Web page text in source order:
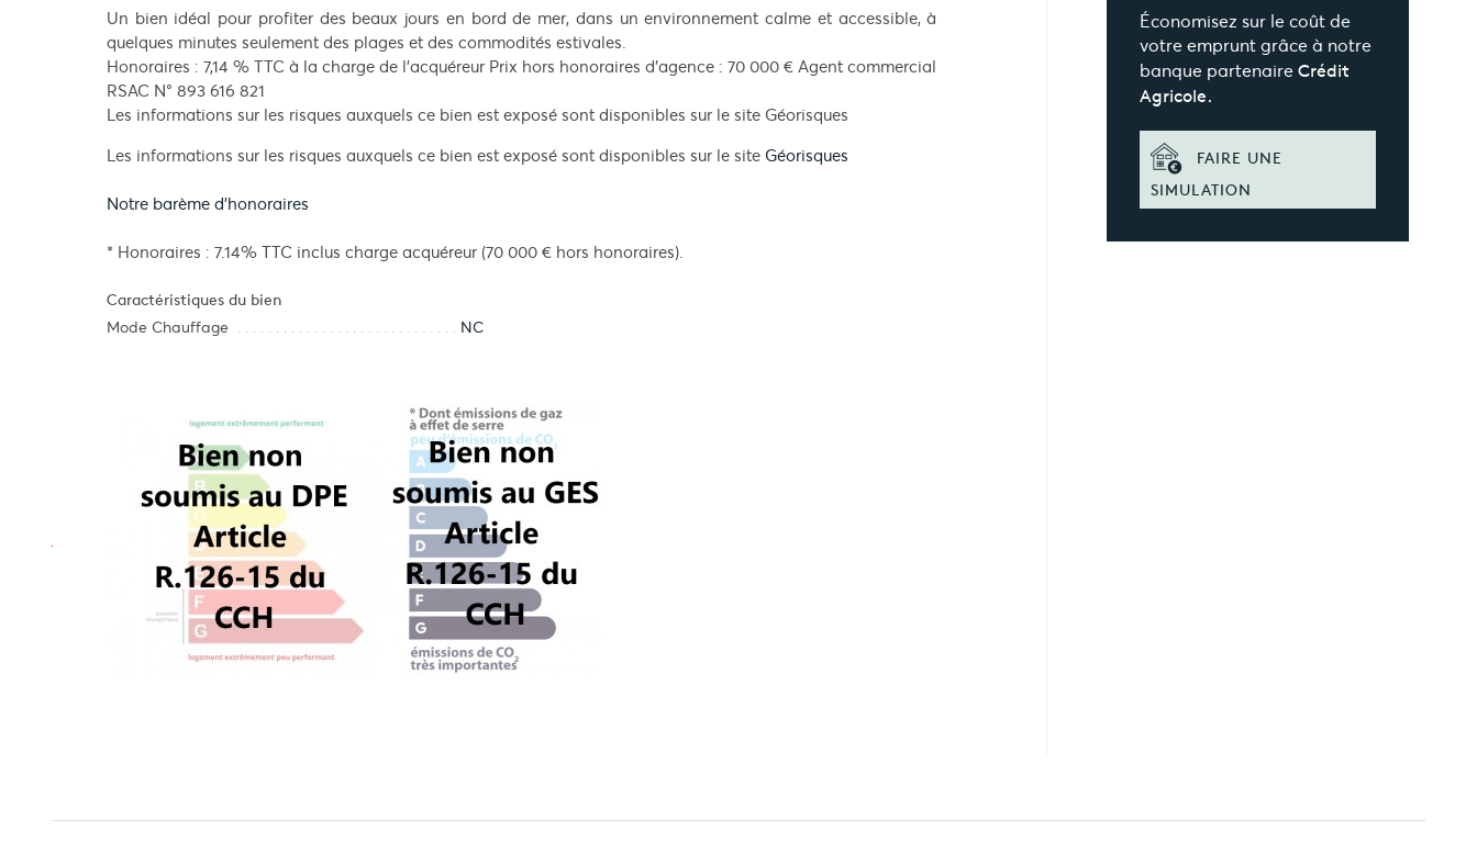
Un bien idéal pour profiter des beaux jours en bord de mer, dans un environnement calme et accessible, à
quelques minutes seulement des plages et des commodités estivales.
Honoraires : 7,14 % TTC à la charge de l’acquéreur Prix hors honoraires d’agence : 70 000 € Agent commercial
RSAC N° 893 616 821
Les informations sur les risques auxquels ce bien est exposé sont disponibles sur le site Géorisques
Les informations sur les risques auxquels ce bien est exposé sont disponibles sur le site Géorisques
Notre barème d'honoraires
* Honoraires : 7.14% TTC inclus charge acquéreur (70 000 € hors honoraires).
Caractéristiques du bien
Mode Chauffage NC
Économisez sur le coût de
votre emprunt grâce à notre
banque partenaireCrédit
Agricole.
FAIRE UNE
SIMULATION